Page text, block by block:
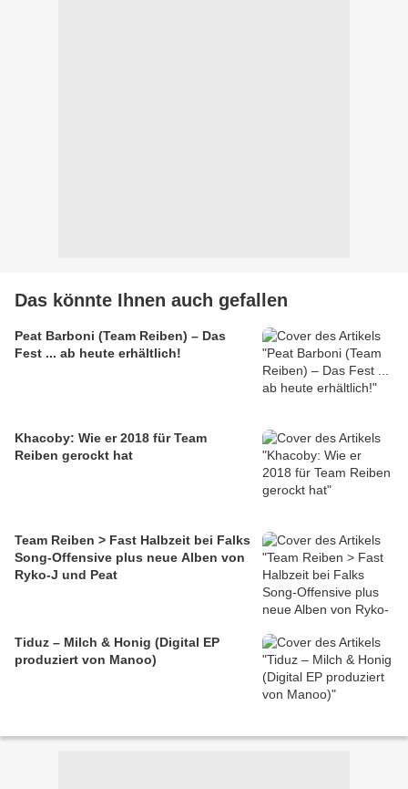
Das könnte Ihnen auch gefallen
Peat Barboni (Team Reiben) – Das
Fest ... ab heute erhältlich!
Khacoby: Wie er 2018 für Team
Reiben gerockt hat
Team Reiben > Fast Halbzeit bei Falks
Song-Offensive plus neue Alben von
Ryko-J und Peat
Tiduz – Milch & Honig (Digital EP
produziert von Manoo)